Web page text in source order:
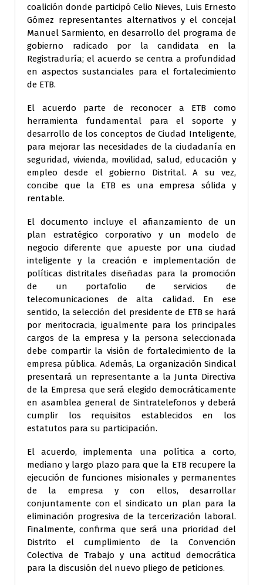
coalición donde participó Celio Nieves, Luis Ernesto
Gómez representantes alternativos y el concejal
Manuel Sarmiento, en desarrollo del programa de
gobierno radicado por la candidata en la
Registraduría; el acuerdo se centra a profundidad
en aspectos sustanciales para el fortalecimiento
de ETB.
El acuerdo parte de reconocer a ETB como
herramienta fundamental para el soporte y
desarrollo de los conceptos de Ciudad Inteligente,
para mejorar las necesidades de la ciudadanía en
seguridad, vivienda, movilidad, salud, educación y
empleo desde el gobierno Distrital. A su vez,
concibe que la ETB es una empresa sólida y
rentable.
El documento incluye el afianzamiento de un
plan estratégico corporativo y un modelo de
negocio diferente que apueste por una ciudad
inteligente y la creación e implementación de
políticas distritales diseñadas para la promoción
de un portafolio de servicios de
telecomunicaciones de alta calidad. En ese
sentido, la selección del presidente de ETB se hará
por meritocracia, igualmente para los principales
cargos de la empresa y la persona seleccionada
debe compartir la visión de fortalecimiento de la
empresa pública. Además, La organización Sindical
presentará un representante a la Junta Directiva
de la Empresa que será elegido democráticamente
en asamblea general de Sintratelefonos y deberá
cumplir los requisitos establecidos en los
estatutos para su participación.
El acuerdo, implementa una política a corto,
mediano y largo plazo para que la ETB recupere la
ejecución de funciones misionales y permanentes
de la empresa y con ellos, desarrollar
conjuntamente con el sindicato un plan para la
eliminación progresiva de la tercerización laboral.
Finalmente, confirma que será una prioridad del
Distrito el cumplimiento de la Convención
Colectiva de Trabajo y una actitud democrática
para la discusión del nuevo pliego de peticiones.